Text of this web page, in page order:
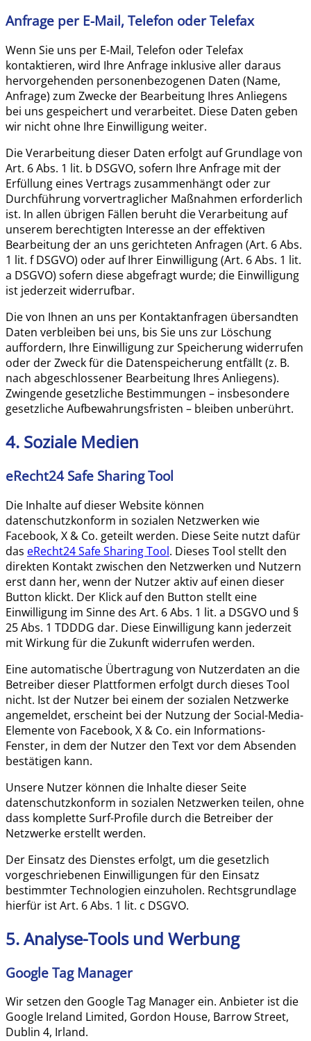
Anfrage per E-Mail, Telefon oder Telefax
Wenn Sie uns per E-Mail, Telefon oder Telefax
kontaktieren, wird Ihre Anfrage inklusive aller daraus
hervorgehenden personenbezogenen Daten (Name,
Anfrage) zum Zwecke der Bearbeitung Ihres Anliegens
bei uns gespeichert und verarbeitet. Diese Daten geben
wir nicht ohne Ihre Einwilligung weiter.
Die Verarbeitung dieser Daten erfolgt auf Grundlage von
Art. 6 Abs. 1 lit. b DSGVO, sofern Ihre Anfrage mit der
Erfüllung eines Vertrags zusammenhängt oder zur
Durchführung vorvertraglicher Maßnahmen erforderlich
ist. In allen übrigen Fällen beruht die Verarbeitung auf
unserem berechtigten Interesse an der effektiven
Bearbeitung der an uns gerichteten Anfragen (Art. 6 Abs.
1 lit. f DSGVO) oder auf Ihrer Einwilligung (Art. 6 Abs. 1 lit.
a DSGVO) sofern diese abgefragt wurde; die Einwilligung
ist jederzeit widerrufbar.
Die von Ihnen an uns per Kontaktanfragen übersandten
Daten verbleiben bei uns, bis Sie uns zur Löschung
auffordern, Ihre Einwilligung zur Speicherung widerrufen
oder der Zweck für die Datenspeicherung entfällt (z. B.
nach abgeschlossener Bearbeitung Ihres Anliegens).
Zwingende gesetzliche Bestimmungen – insbesondere
gesetzliche Aufbewahrungsfristen – bleiben unberührt.
4. Soziale Medien
eRecht24 Safe Sharing Tool
Die Inhalte auf dieser Website können
datenschutzkonform in sozialen Netzwerken wie
Facebook, X & Co. geteilt werden. Diese Seite nutzt dafür
das eRecht24 Safe Sharing Tool. Dieses Tool stellt den
direkten Kontakt zwischen den Netzwerken und Nutzern
erst dann her, wenn der Nutzer aktiv auf einen dieser
Button klickt. Der Klick auf den Button stellt eine
Einwilligung im Sinne des Art. 6 Abs. 1 lit. a DSGVO und §
25 Abs. 1 TDDDG dar. Diese Einwilligung kann jederzeit
mit Wirkung für die Zukunft widerrufen werden.
Eine automatische Übertragung von Nutzerdaten an die
Betreiber dieser Plattformen erfolgt durch dieses Tool
nicht. Ist der Nutzer bei einem der sozialen Netzwerke
angemeldet, erscheint bei der Nutzung der Social-Media-
Elemente von Facebook, X & Co. ein Informations-
Fenster, in dem der Nutzer den Text vor dem Absenden
bestätigen kann.
Unsere Nutzer können die Inhalte dieser Seite
datenschutzkonform in sozialen Netzwerken teilen, ohne
dass komplette Surf-Profile durch die Betreiber der
Netzwerke erstellt werden.
Der Einsatz des Dienstes erfolgt, um die gesetzlich
vorgeschriebenen Einwilligungen für den Einsatz
bestimmter Technologien einzuholen. Rechtsgrundlage
hierfür ist Art. 6 Abs. 1 lit. c DSGVO.
5. Analyse-Tools und Werbung
Google Tag Manager
Wir setzen den Google Tag Manager ein. Anbieter ist die
Google Ireland Limited, Gordon House, Barrow Street,
Dublin 4, Irland.